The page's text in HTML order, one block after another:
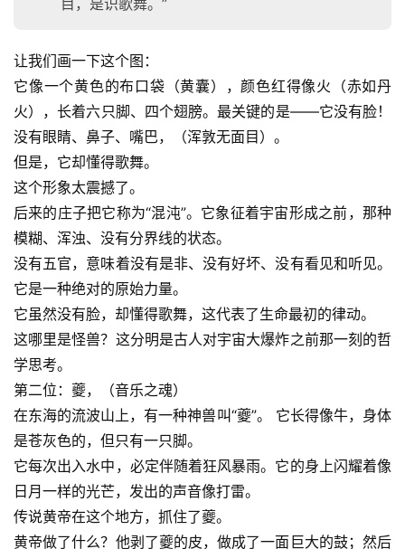
目，是识歌舞。”
让我们画一下这个图：
它像一个黄色的布口袋（黄囊），颜色红得像火（赤如丹
火），长着六只脚、四个翅膀。最关键的是——它没有脸！
没有眼睛、鼻子、嘴巴，（浑敦无面目）。
但是，它却懂得歌舞。
这个形象太震撼了。
后来的庄子把它称为“混沌”。它象征着宇宙形成之前，那种
模糊、浑浊、没有分界线的状态。
没有五官，意味着没有是非、没有好坏、没有看见和听见。
它是一种绝对的原始力量。
它虽然没有脸，却懂得歌舞，这代表了生命最初的律动。
这哪里是怪兽？这分明是古人对宇宙大爆炸之前那一刻的哲
学思考。
第二位：夔，（音乐之魂）
在东海的流波山上，有一种神兽叫“夔”。 它长得像牛，身体
是苍灰色的，但只有一只脚。
它每次出入水中，必定伴随着狂风暴雨。它的身上闪耀着像
日月一样的光芒，发出的声音像打雷。
传说黄帝在这个地方，抓住了夔。
黄帝做了什么？他剥了夔的皮，做成了一面巨大的鼓；然后